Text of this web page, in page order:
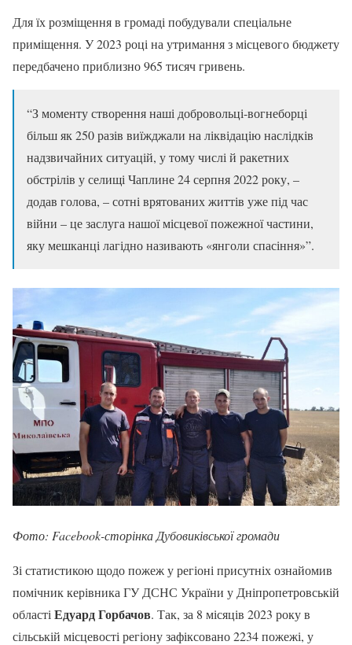
Для їх розміщення в громаді побудували спеціальне
приміщення. У 2023 році на утримання з місцевого бюджету
передбачено приблизно 965 тисяч гривень.
“З моменту створення наші добровольці-вогнеборці
більш як 250 разів виїжджали на ліквідацію наслідків
надзвичайних ситуацій, у тому числі й ракетних
обстрілів у селищі Чаплине 24 серпня 2022 року, –
додав голова, – сотні врятованих життів уже під час
війни – це заслуга нашої місцевої пожежної частини,
яку мешканці лагідно називають «янголи спасіння»”.
Фото: Facebook-сторінка Дубовиківської громади
Зі статистикою щодо пожеж у регіоні присутніх ознайомив
помічник керівника ГУ ДСНС України у Дніпропетровській
області Едуард Горбачов. Так, за 8 місяців 2023 року в
сільській місцевості регіону зафіксовано 2234 пожежі, у